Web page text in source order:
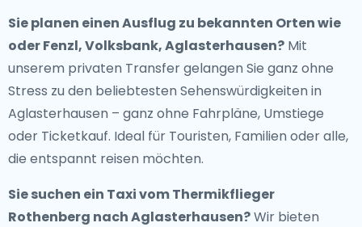
Sie planen einen Ausflug zu bekannten Orten wie
oder Fenzl, Volksbank, Aglasterhausen? Mit
unserem privaten Transfer gelangen Sie ganz ohne
Stress zu den beliebtesten Sehenswürdigkeiten in
Aglasterhausen – ganz ohne Fahrpläne, Umstiege
oder Ticketkauf. Ideal für Touristen, Familien oder alle,
die entspannt reisen möchten.
Sie suchen ein Taxi vom Thermikflieger
Rothenberg nach Aglasterhausen?Wir bieten